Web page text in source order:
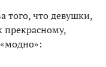
того, что девушки,
прекрасному,